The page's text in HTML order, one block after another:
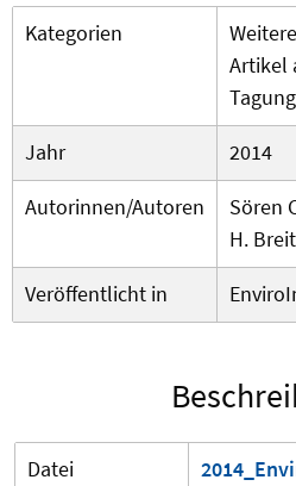
Kategorien
Artikel
Jahr
2014
Autorinnen/Autoren
Sören
H.
Veröffentlicht in
Datei